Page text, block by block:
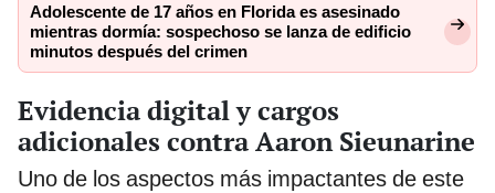
Adolescente de 17 años en Florida es asesinado
mientras dormía: sospechoso se lanza de edificio
minutos después del crimen
Evidencia digital y cargos
adicionales contra Aaron Sieunarine
Uno de los aspectos más impactantes de este